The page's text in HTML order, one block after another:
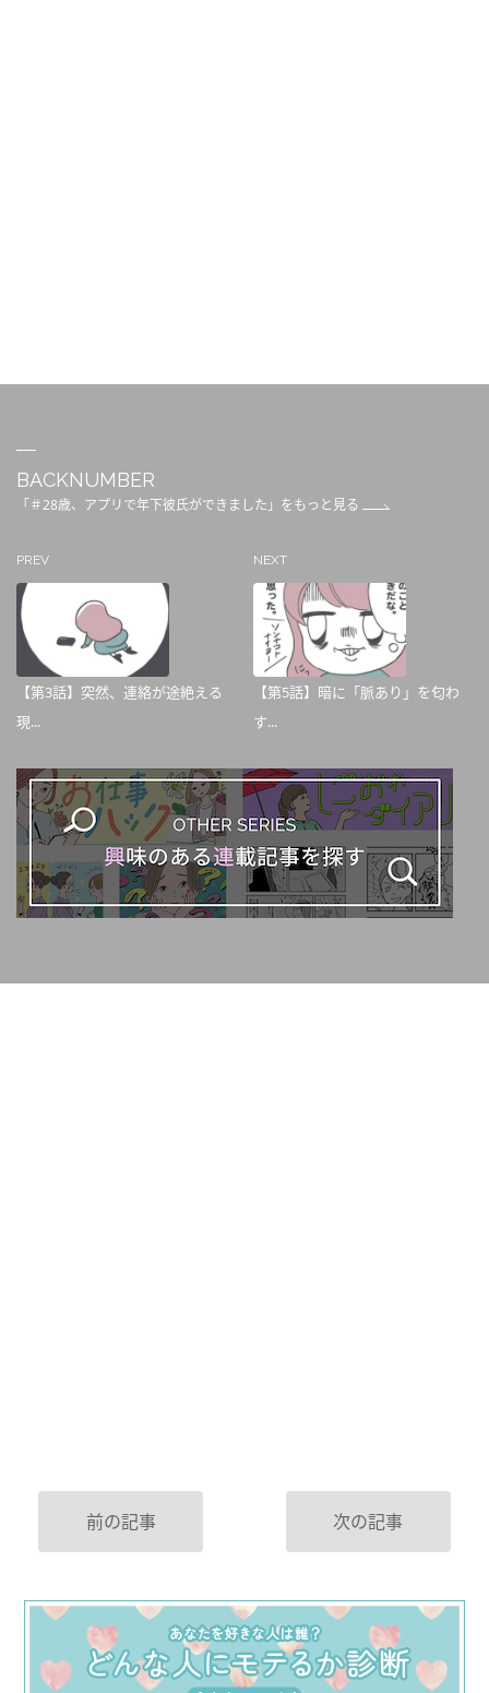
BACKNUMBER
「＃28歳、アプリで年下彼氏ができました」をもっと見る
PREV
【第3話】突然、連絡が途絶える
現...
NEXT
【第5話】暗に「脈あり」を匂わ
す...
前の記事 次の記事